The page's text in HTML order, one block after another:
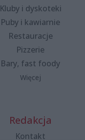
Kluby i dyskoteki
Puby i kawiarnie
Restauracje
Pizzerie
Bary, fast foody
Więcej
Redakcja
Kontakt